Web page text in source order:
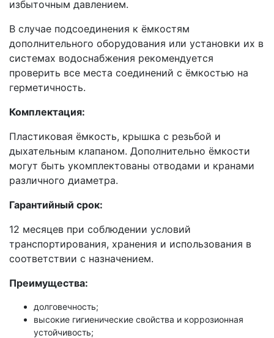
избыточным давлением.
В случае подсоединения к ёмкостям
дополнительного оборудования или установки их в
системах водоснабжения рекомендуется
проверить все места соединений с ёмкостью на
герметичность.
Комплектация:
Пластиковая ёмкость, крышка с резьбой и
дыхательным клапаном. Дополнительно ёмкости
могут быть укомплектованы отводами и кранами
различного диаметра.
Гарантийный срок:
12 месяцев при соблюдении условий
транспортирования, хранения и использования в
соответствии с назначением.
Преимущества:
долговечность;
высокие гигиенические свойства и коррозионная
устойчивость;